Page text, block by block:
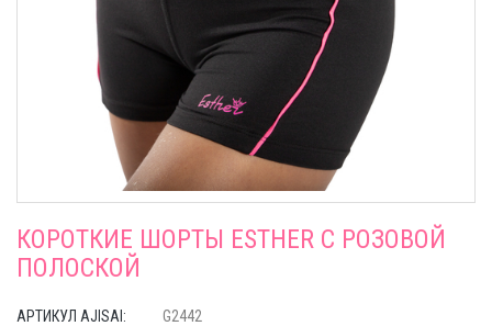
КОРОТКИЕ ШОРТЫ ESTHER C РОЗОВОЙ
ПОЛОСКОЙ
АРТИКУЛ AJISAI: G2442